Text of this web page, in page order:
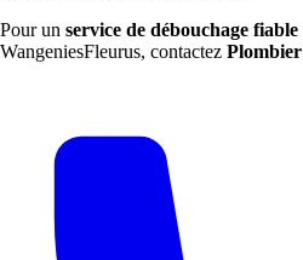
Pour un service de débouchage
WangeniesFleurus, contactez